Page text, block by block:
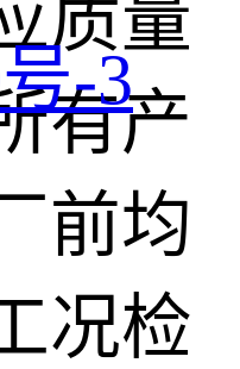
质量
有产
前均
况检
-3